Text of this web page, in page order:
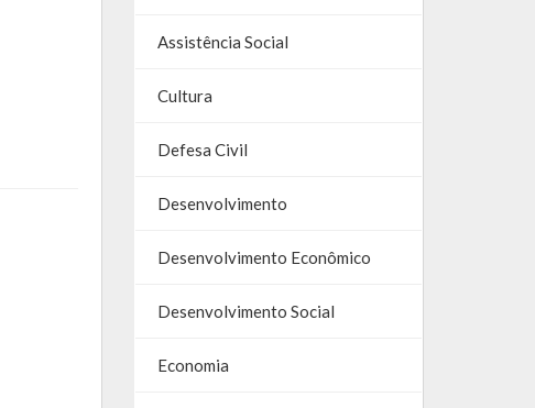
Assistência Social
Cultura
Defesa Civil
Desenvolvimento
Desenvolvimento Econômico
Desenvolvimento Social
Economia